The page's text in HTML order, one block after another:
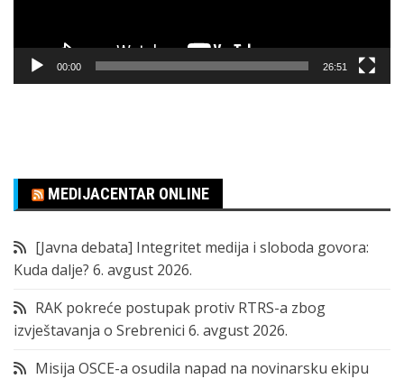
00:00 26:51
MEDIJACENTAR ONLINE
[Javna debata] Integritet medija i sloboda govora:
Kuda dalje? 6. avgust 2026.
RAK pokreće postupak protiv RTRS-a zbog
izvještavanja o Srebrenici 6. avgust 2026.
Misija OSCE-a osudila napad na novinarsku ekipu